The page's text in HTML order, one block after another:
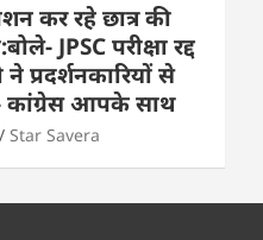
कर रहे छात्र की
JPSC परीक्षा रद्द
प्रदर्शनकारियों से
कांग्रेस आपके साथ
Star Savera